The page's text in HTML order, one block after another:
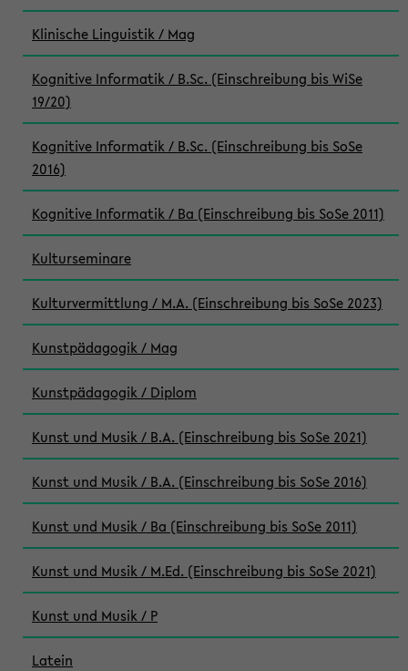
Klinische Linguistik / Mag
Kognitive Informatik / B.Sc. (Einschreibung bis WiSe
19/20)
Kognitive Informatik / B.Sc. (Einschreibung bis SoSe
2016)
Kognitive Informatik / Ba (Einschreibung bis SoSe 2011)
Kulturseminare
Kulturvermittlung / M.A. (Einschreibung bis SoSe 2023)
Kunstpädagogik / Mag
Kunstpädagogik / Diplom
Kunst und Musik / B.A. (Einschreibung bis SoSe 2021)
Kunst und Musik / B.A. (Einschreibung bis SoSe 2016)
Kunst und Musik / Ba (Einschreibung bis SoSe 2011)
Kunst und Musik / M.Ed. (Einschreibung bis SoSe 2021)
Kunst und Musik / P
Latein